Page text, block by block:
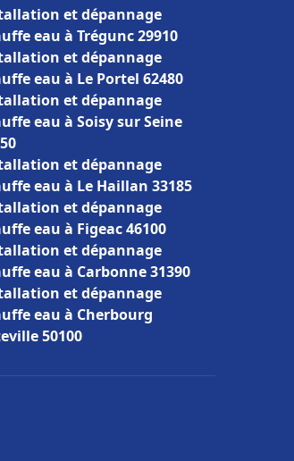
et dépannage
eau à Trégunc 29910
et dépannage
eau à Le Portel 62480
et dépannage
eau à Soisy sur Seine
et dépannage
eau à Le Haillan 33185
et dépannage
eau à Figeac 46100
et dépannage
eau à Carbonne 31390
et dépannage
eau à Cherbourg
50100